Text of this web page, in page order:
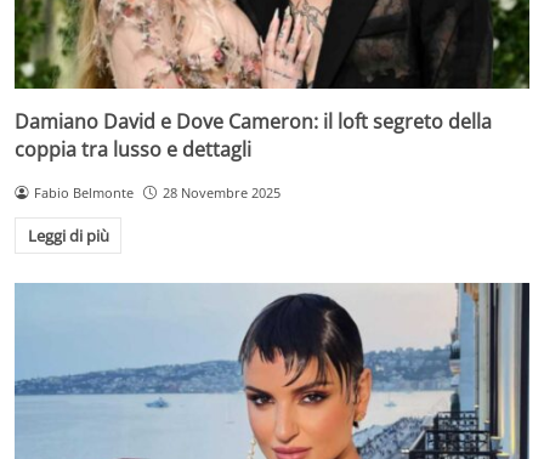
Damiano David e Dove Cameron: il loft segreto della
coppia tra lusso e dettagli
Fabio Belmonte 28 Novembre 2025
Leggi di più